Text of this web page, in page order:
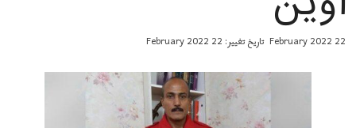
22 February 2022 تاریخ تغییر: 22 February 2022